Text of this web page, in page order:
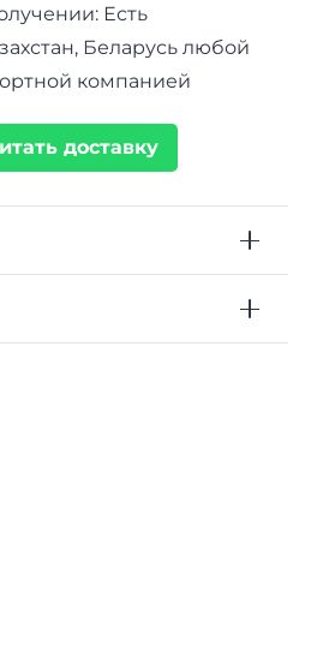
Есть
Беларусь любой
компанией
доставку